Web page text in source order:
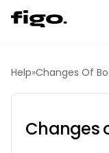
Help»Changes Of
Changes